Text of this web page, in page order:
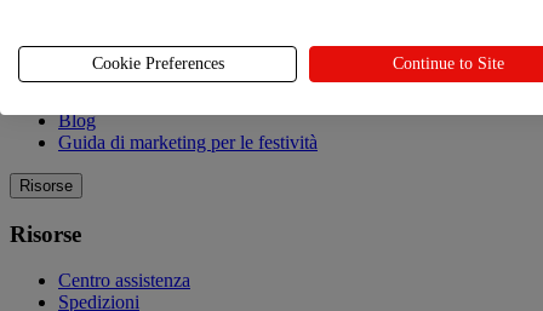
Esplorare
Blog
Guida di marketing per le festività
Risorse
Risorse
Centro assistenza
Spedizioni
Cookie Preferences Continue to Site